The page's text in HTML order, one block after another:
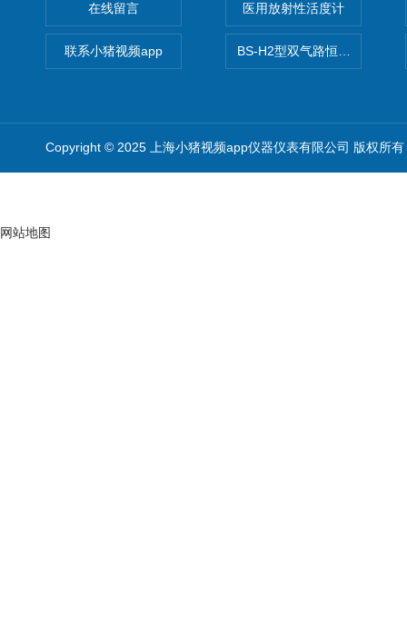
在线留言
联系小猪视频app
医用放射性活度计
BS-H2型双气路恒流大气采样
Copyright © 2025 上海小猪视频app仪器仪表有限公司 版权所有
网站地图